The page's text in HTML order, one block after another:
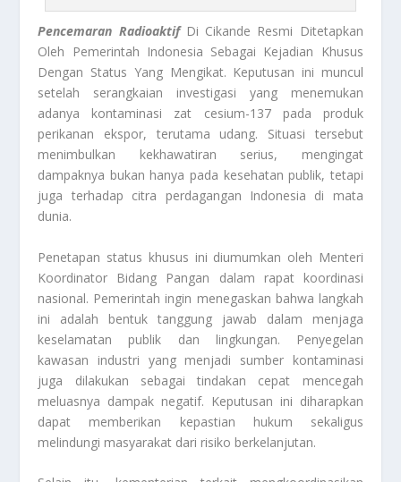
Pencemaran Radioaktif Di Cikande Resmi Ditetapkan
Oleh Pemerintah Indonesia Sebagai Kejadian Khusus
Dengan Status Yang Mengikat. Keputusan ini muncul
setelah serangkaian investigasi yang menemukan
adanya kontaminasi zat cesium-137 pada produk
perikanan ekspor, terutama udang. Situasi tersebut
menimbulkan kekhawatiran serius, mengingat
dampaknya bukan hanya pada kesehatan publik, tetapi
juga terhadap citra perdagangan Indonesia di mata
dunia.
Penetapan status khusus ini diumumkan oleh Menteri
Koordinator Bidang Pangan dalam rapat koordinasi
nasional. Pemerintah ingin menegaskan bahwa langkah
ini adalah bentuk tanggung jawab dalam menjaga
keselamatan publik dan lingkungan. Penyegelan
kawasan industri yang menjadi sumber kontaminasi
juga dilakukan sebagai tindakan cepat mencegah
meluasnya dampak negatif. Keputusan ini diharapkan
dapat memberikan kepastian hukum sekaligus
melindungi masyarakat dari risiko berkelanjutan.